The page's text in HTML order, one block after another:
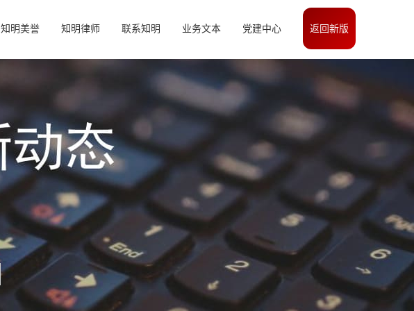
知明美誉 知明律师 联系知明 业务文本 党建中心 返回新版